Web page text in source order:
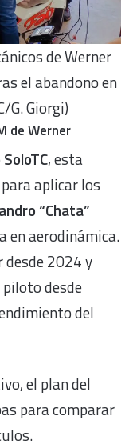
de Werner
el abandono en
G. Giorgi)
de Werner
SoloTC, esta
aplicar los
“Chata”
en aerodinámica.
desde 2024 y
desde
del
el plan del
para comparar